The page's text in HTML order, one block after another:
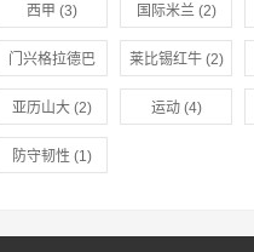
西甲 (3) 国际米兰(2)
门兴格拉德巴
赫(2)
莱比锡红牛(2)
亚历山大 (2) 运动(4)
防守韧性 (1)